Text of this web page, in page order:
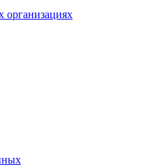
организациях